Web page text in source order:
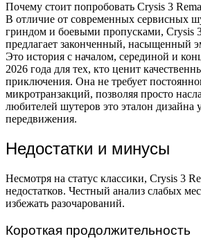
Почему стоит попробовать Crysis 3
В отличие от современных сервисных
гриндом и боевыми пропусками, Crysis 3
предлагает законченный, насыщенный
Это история с началом, серединой и
2026 года для тех, кто ценит
приключения. Она не требует
микротранзакций, позволяя просто
любителей шутеров это эталон дизайна
передвижения.
Недостатки и минусы
Несмотря на статус классики, Crysis 3
недостатков. Честный анализ слабых
избежать разочарований.
Короткая продолжительность